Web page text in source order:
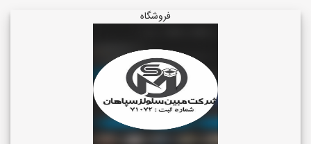
فروشگاه